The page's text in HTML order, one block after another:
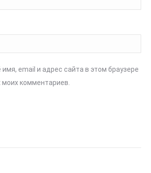
email и адрес сайта в этом браузере
комментариев.